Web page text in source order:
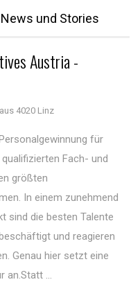
und Stories
Austria -
aus 4020 Linz
für
Fach- und
größten
In einem zunehmend
sind die besten Talente
und reagieren
Genau hier setzt eine
an.Statt ...